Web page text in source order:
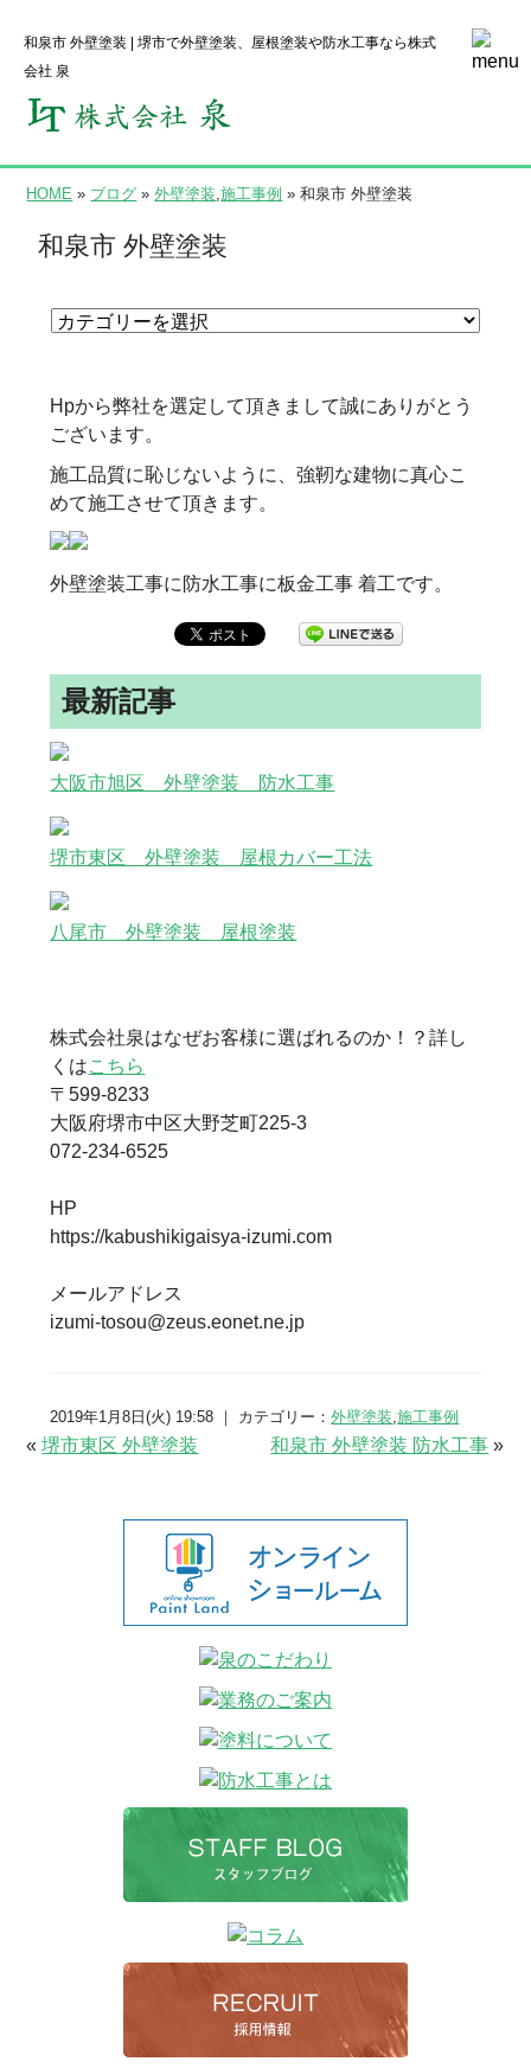
和泉市 外壁塗装 | 堺市で外壁塗装、屋根塗装や防水工事なら株式
会社 泉
HOME » ブログ »外壁塗装,施工事例 » 和泉市 外壁塗装
和泉市 外壁塗装
Hpから弊社を選定して頂きまして誠にありがとう
ございます。
施工品質に恥じないように、強靭な建物に真心こ
めて施工させて頂きます。
外壁塗装工事に防水工事に板金工事 着工です。
最新記事
大阪市旭区 外壁塗装 防水工事
堺市東区 外壁塗装 屋根カバー工法
八尾市 外壁塗装 屋根塗装
株式会社泉はなぜお客様に選ばれるのか！？詳し
くはこちら
〒599-8233
大阪府堺市中区大野芝町225-3
072-234-6525
HP
https://kabushikigaisya-izumi.com
メールアドレス
izumi-tosou@zeus.eonet.ne.jp
2019年1月8日(火) 19:58 ｜ カテゴリー：外壁塗装,施工事例
«堺市東区 外壁塗装 和泉市 外壁塗装 防水工事 »